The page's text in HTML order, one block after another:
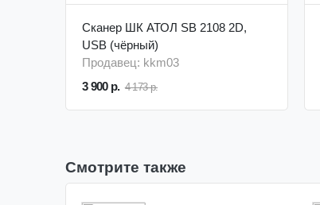
Сканер ШК АТОЛ SB 2108 2D,
USB (чёрный)
Продавец: kkm03
3 900 р. 4 173 р.
Смотрите также